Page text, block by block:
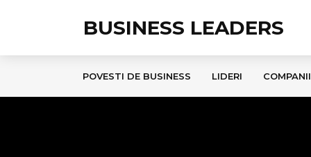
BUSINESS LEADERS
POVESTI DE BUSINESS LIDERI COMPANII